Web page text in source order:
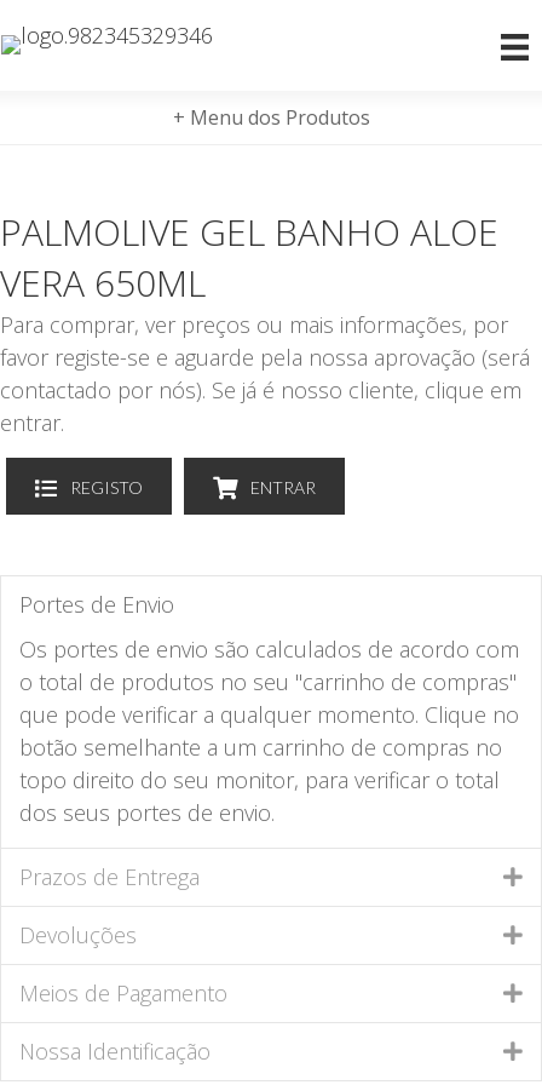
+ Menu dos Produtos
PALMOLIVE GEL BANHO ALOE
VERA 650ML
Para comprar, ver preços ou mais informações, por
favor registe-se e aguarde pela nossa aprovação (será
contactado por nós). Se já é nosso cliente, clique em
entrar.
REGISTO ENTRAR
Portes de Envio
Os portes de envio são calculados de acordo com
o total de produtos no seu "carrinho de compras"
que pode verificar a qualquer momento. Clique no
botão semelhante a um carrinho de compras no
topo direito do seu monitor, para verificar o total
dos seus portes de envio.
Prazos de Entrega
Devoluções
Meios de Pagamento
Nossa Identificação